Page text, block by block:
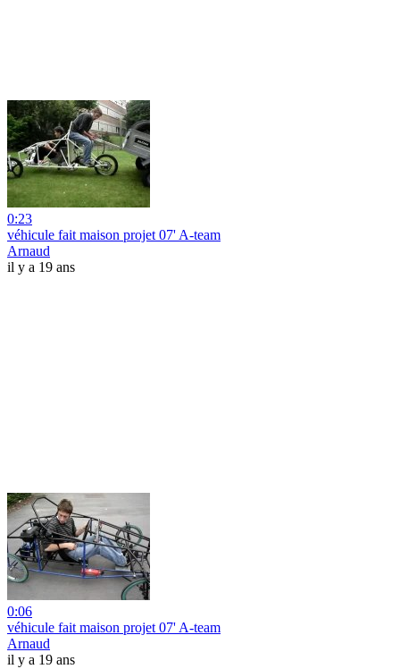
0:23
véhicule fait maison projet 07' A-team
Arnaud
il y a 19 ans
0:06
véhicule fait maison projet 07' A-team
Arnaud
il y a 19 ans